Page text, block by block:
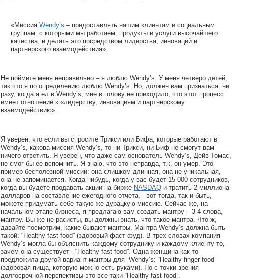
«Миссия Wendy’s – предоставлять нашим клиентам и социальным
группам, с которыми мы работаем, продукты и услуги высочайшего
качества, и делать это посредством лидерства, инноваций и
партнерского взаимодействия».
Не поймите меня неправильно – я люблю Wendy’s. У меня четверо детей,
так что я по определению люблю Wendy’s. Но, должен вам признаться: ни
разу, когда я ел в Wendy’s, мне в голову не приходило, что этот процесс
имеет отношение к «лидерству, инновациям и партнерскому
взаимодействию».
Я уверен, что если вы спросите Трикси или Бифа, которые работают в
Wendy’s, какова миссия Wendy’s, то ни Трикси, ни Биф не смогут вам
ничего ответить. Я уверен, что даже сам основатель Wendy’s, Дейв Томас,
не смог бы ее вспомнить. Я знаю, что это неправда, т.к. он умер. Это
пример бесполезной миссии: она слишком длинная, она не уникальная,
она не запоминается. Когда-нибудь, когда у вас будет 15 000 сотрудников,
когда вы будете продавать акции на бирже NASDAQ и тратить 2 миллиона
долларов на составление ежегодного отчета, - вот тогда, так и быть,
можете придумать себе такую же дурацкую миссию. Сейчас же, на
начальном этапе бизнеса, я предлагаю вам создать мантру – 3-4 слова,
мантру. Вы же не расисты, вы должны знать, что такое мантра. Что ж,
давайте посмотрим, какие бывают мантры. Мантра Wendy’s должна быть
такой: “Healthy fast food” (здоровый фаст-фуд). В трех словах компания
Wendy’s могла бы объяснить каждому сотруднику и каждому клиенту то,
зачем она существует - “Healthy fast food”. Одна женщина как-то
предложила другой вариант мантры для Wendy’s: “Healthy finger food”
(здоровая пища, которую можно есть руками). Но с точки зрения
долгосрочной перспективы это все-таки “Healthy fast food”.